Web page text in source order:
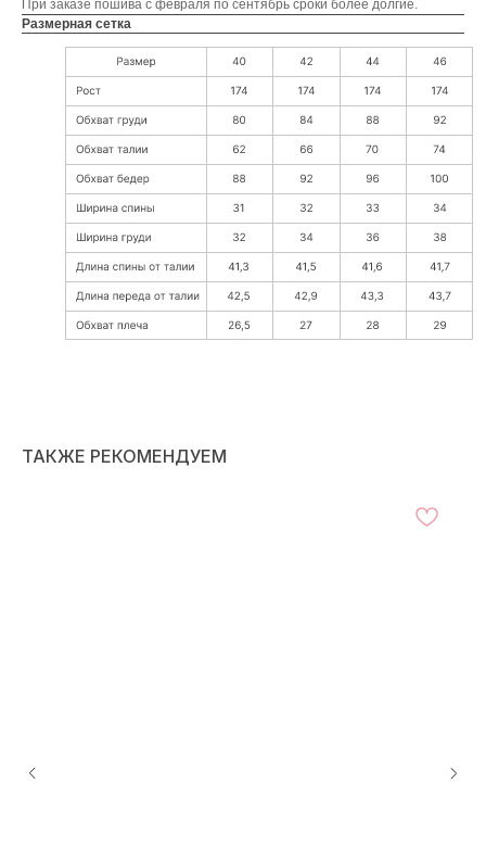
При заказе пошива с февраля по сентябрь сроки более долгие.
Размерная сетка
ТАКЖЕ РЕКОМЕНДУЕМ